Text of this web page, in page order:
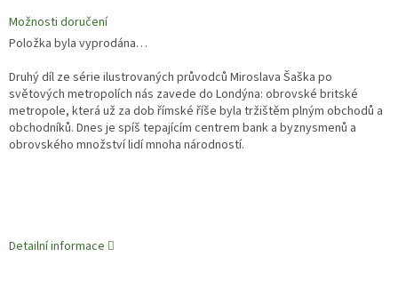
Možnosti doručení
Položka byla vyprodána…
Druhý díl ze série ilustrovaných průvodců Miroslava Šaška po
světových metropolích nás zavede do Londýna: obrovské britské
metropole, která už za dob římské říše byla tržištěm plným obchodů a
obchodníků. Dnes je spíš tepajícím centrem bank a byznysmenů a
obrovského množství lidí mnoha národností.
Detailní informace